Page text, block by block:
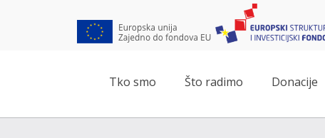
Tko smo Što radimo Donacije